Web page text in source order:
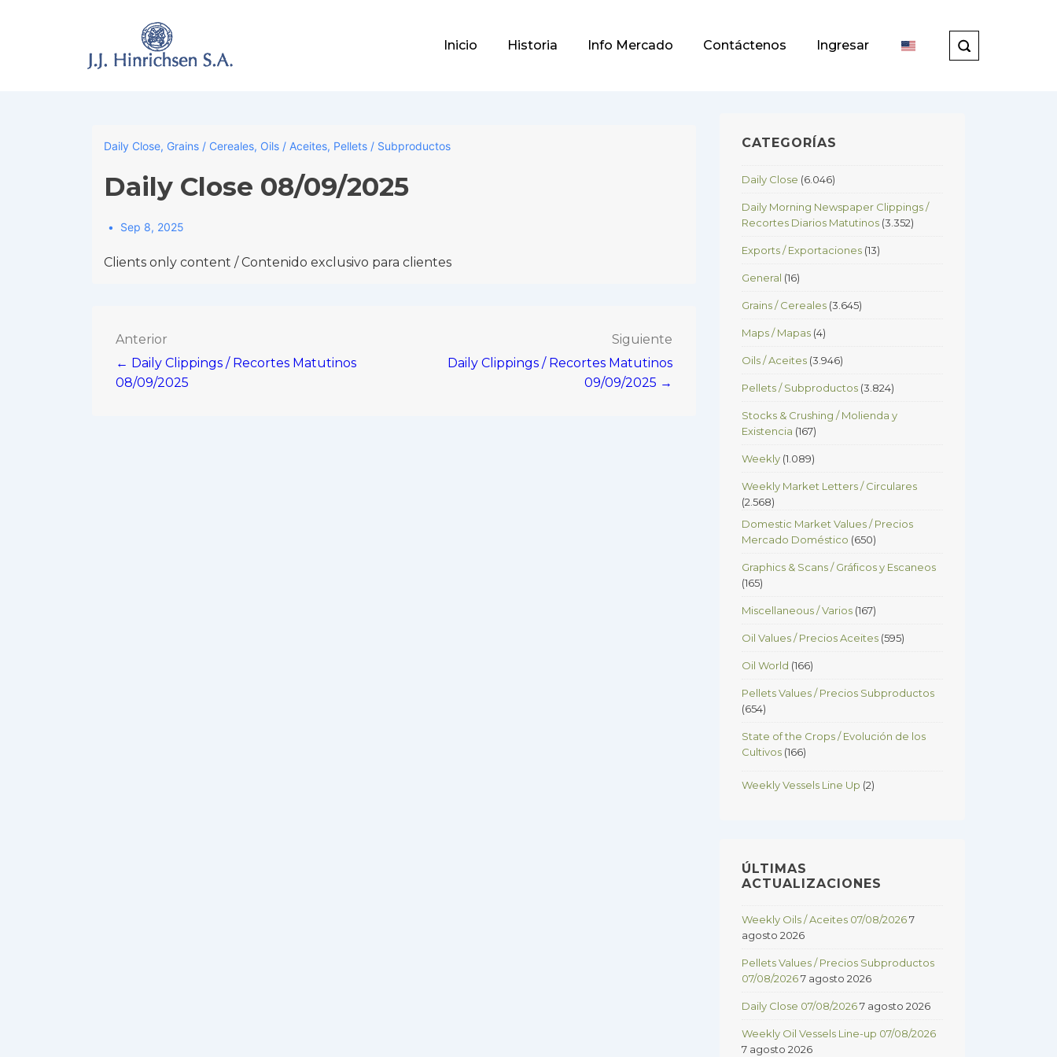
Main
Inicio Historia Info Mercado Contáctenos Ingresar
Daily Close, Grains / Cereales, Oils / Aceites, Pellets / Subproductos
Daily Close 08/09/2025
Sep 8, 2025
Clients only content / Contenido exclusivo para clientes
Navegación
de
Anterior
← Daily Clippings / Recortes Matutinos
08/09/2025
Siguiente
Daily Clippings / Recortes Matutinos
09/09/2025 →
CATEGORÍAS
Daily Close (6.046)
Daily Morning Newspaper Clippings /
Recortes Diarios Matutinos (3.352)
Exports / Exportaciones (13)
General (16)
Grains / Cereales (3.645)
Maps / Mapas (4)
Oils / Aceites (3.946)
Pellets / Subproductos (3.824)
Stocks & Crushing / Molienda y
Existencia (167)
Weekly (1.089)
Weekly Market Letters / Circulares
(2.568)
Domestic Market Values / Precios
Mercado Doméstico (650)
Graphics & Scans / Gráficos y Escaneos
(165)
Miscellaneous / Varios (167)
Oil Values / Precios Aceites (595)
Oil World (166)
Pellets Values / Precios Subproductos
(654)
State of the Crops / Evolución de los
Cultivos (166)
Weekly Vessels Line Up (2)
ÚLTIMAS
ACTUALIZACIONES
Weekly Oils / Aceites 07/08/20267
agosto 2026
Pellets Values / Precios Subproductos
07/08/20267 agosto 2026
Daily Close 07/08/20267 agosto 2026
Weekly Oil Vessels Line-up 07/08/2026
7 agosto 2026